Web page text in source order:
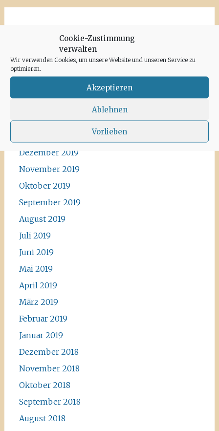
Cookie-Zustimmung
verwalten
Wir verwenden Cookies, um unsere Website und unseren Service zu
optimieren.
Akzeptieren
Ablehnen
Vorlieben
Mai 2020
Februar 2020
Dezember 2019
November 2019
Oktober 2019
September 2019
August 2019
Juli 2019
Juni 2019
Mai 2019
April 2019
März 2019
Februar 2019
Januar 2019
Dezember 2018
November 2018
Oktober 2018
September 2018
August 2018